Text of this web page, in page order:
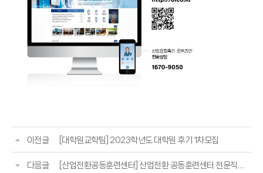
이전글 [대학원교학팀] 2023학년도 대학원 후기 1차모집
다음글 [산업전환공동훈련센터] 산업전환 공동훈련센터 전문직무전환 훈련 안내